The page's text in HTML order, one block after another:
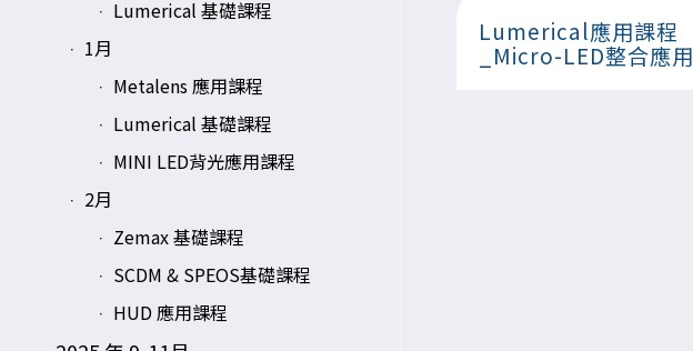
Lumerical應用課程
_Micro-LED整合應用
Lumerical 基礎課程
1月
Metalens 應用課程
Lumerical 基礎課程
MINI LED背光應用課程
2月
Zemax 基礎課程
SCDM & SPEOS基礎課程
HUD 應用課程